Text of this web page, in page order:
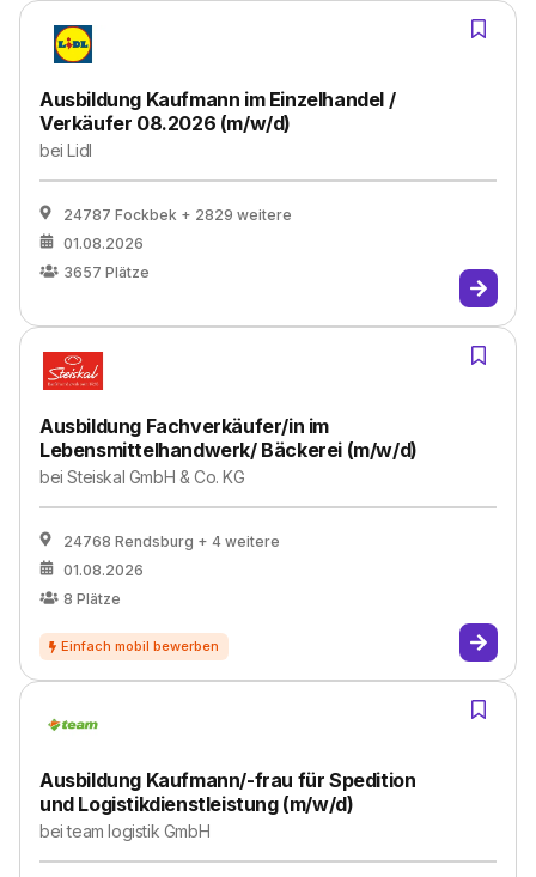
Ausbildung Kaufmann im Einzelhandel /
Verkäufer 08.2026 (m/w/d)
beiLidl
24787 Fockbek + 2829 weitere
01.08.2026
3657 Plätze
Ausbildung Fachverkäufer/in im
Lebensmittelhandwerk/ Bäckerei (m/w/d)
beiSteiskal GmbH & Co. KG
24768 Rendsburg + 4 weitere
01.08.2026
8 Plätze
Ausbildung Kaufmann/-frau für Spedition
und Logistikdienstleistung (m/w/d)
beiteam logistik GmbH